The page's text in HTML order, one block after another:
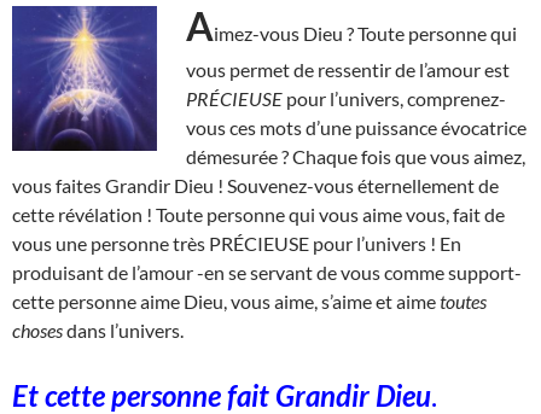
Aimez-vous Dieu ? Toute personne qui
vous permet de ressentir de l’amour est
PRÉCIEUSE pour l’univers, comprenez-
vous ces mots d’une puissance évocatrice
démesurée ? Chaque fois que vous aimez,
vous faites Grandir Dieu ! Souvenez-vous éternellement de
cette révélation ! Toute personne qui vous aime vous, fait de
vous une personne très PRÉCIEUSE pour l’univers ! En
produisant de l’amour -en se servant de vous comme support-
cette personne aime Dieu, vous aime, s’aime et aimetoutes
chosesdans l’univers.
Et cette personne fait Grandir Dieu.